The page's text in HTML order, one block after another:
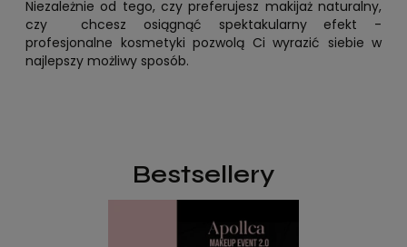
Niezależnie od tego, czy preferujesz makijaż naturalny,
czy chcesz osiągnąć spektakularny efekt -
profesjonalne kosmetyki pozwolą Ci wyrazić siebie w
najlepszy możliwy sposób.
Bestsellery